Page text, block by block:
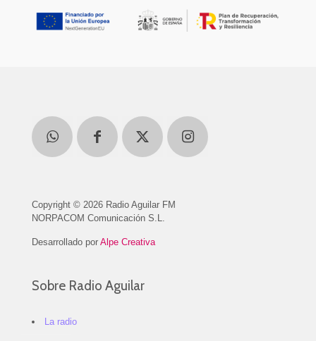
Copyright © 2026 Radio Aguilar FM
NORPACOM Comunicación S.L.
Desarrollado por Alpe Creativa
Sobre Radio Aguilar
La radio